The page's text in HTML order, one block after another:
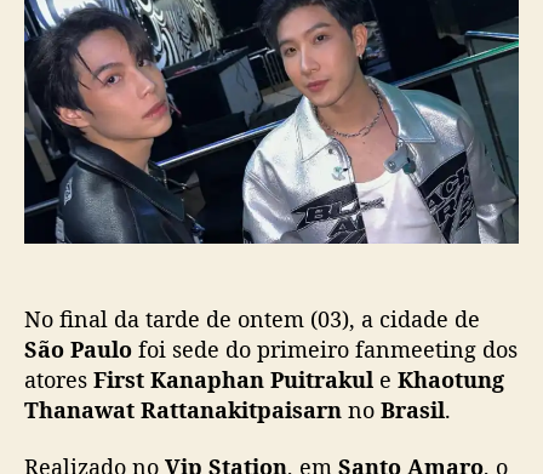
o
p
o
s
t
p
u
b
l
i
c
ç
ã
s
t
K
h
a
o
t
u
n
S
a
a
No final da tarde de ontem (03), a cidade de
São Paulo foi sede do primeiro fanmeeting dos
atores First Kanaphan Puitrakul e Khaotung
Thanawat Rattanakitpaisarn no Brasil.
Realizado no Vip Station, em Santo Amaro, o